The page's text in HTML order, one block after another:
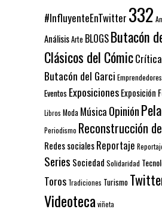
#InfluyenteEnTwitter 332
AnálisisArte BLOGSButacón
Clásicos del CómicCrítica
Butacón del Garci Emprendedores
Eventos ExposicionesExposición
Libros Moda Música Opinión
Periodismo Reconstrucción
Redes socialesReportaje
Series Sociedad Solidaridad
Toros Tradiciones Turismo
Videoteca viñeta